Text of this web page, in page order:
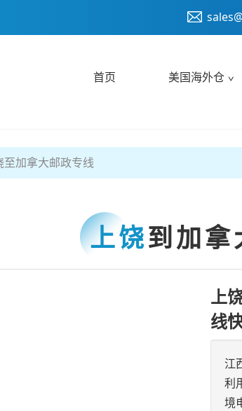
首页 美国海外仓
至加拿大邮政专线
上饶到加拿
上
线
江
利
境